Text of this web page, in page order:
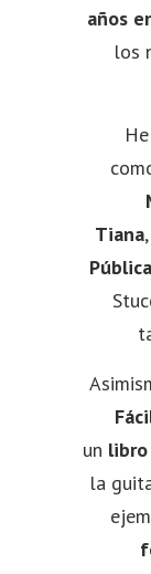
años
los
Tiana,
un libro
la